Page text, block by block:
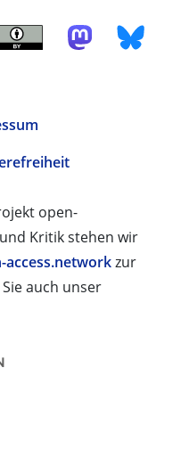
open-
Kritik stehen wir
access.networkzur
auch unser